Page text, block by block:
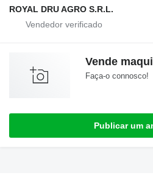
ROYAL DRU AGRO S.R.L.
Vende
Faça-o connosco!
Publicar um